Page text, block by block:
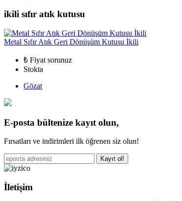
ikili sıfır atık kutusu
Metal Sıfır Atık Geri Dönüşüm Kutusu İkili
₺ Fiyat sorunuz
Stokta
Gözat
E-posta bültenize kayıt olun,
Fırsatları ve indirimleri ilk öğrenen siz olun!
Kayıt ol!
İletişim